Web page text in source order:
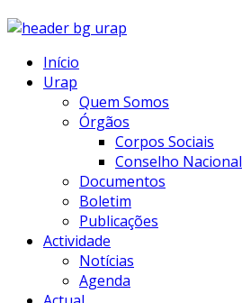
Início
Urap
Quem Somos
Órgãos
Corpos Sociais
Conselho Nacional
Documentos
Boletim
Publicações
Actividade
Notícias
Agenda